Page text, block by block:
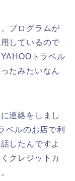
プログラムが
しているので
トラベル
たみたいなん
連絡をしまし
ベルのお店で利
したんですよ
クレジットカ